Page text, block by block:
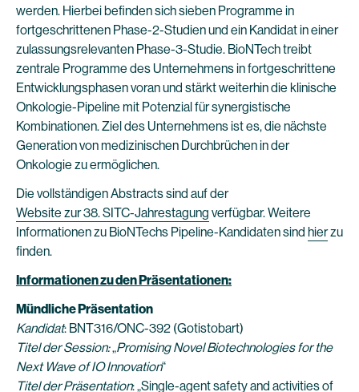
werden. Hierbei befinden sich sieben Programme in
fortgeschrittenen Phase-2-Studien und ein Kandidat in einer
zulassungsrelevanten Phase-3-Studie. BioNTech treibt
zentrale Programme des Unternehmens in fortgeschrittene
Entwicklungsphasen voran und stärkt weiterhin die klinische
Onkologie-Pipeline mit Potenzial für synergistische
Kombinationen. Ziel des Unternehmens ist es, die nächste
Generation von medizinischen Durchbrüchen in der
Onkologie zu ermöglichen.
Die vollständigen Abstracts sind auf der
Website zur 38. SITC-Jahrestagung verfügbar. Weitere
Informationen zu BioNTechs Pipeline-Kandidaten sind hierzu
finden.
Informationen zu den Präsentationen:
Mündliche Präsentation
Kandidat: BNT316/ONC-392 (Gotistobart)
Titel der Session:„Promising Novel Biotechnologies for the
Next Wave of IO Innovation“
Titel der Präsentation: „Single-agent safety and activities of